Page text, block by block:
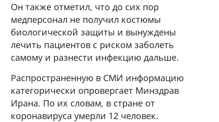
Он также отметил, что до сих пор
медперсонал не получил костюмы
биологической защиты и вынуждены
лечить пациентов с риском заболеть
самому и разнести инфекцию дальше.
Распространенную в СМИ информацию
категорически опровергает Минздрав
Ирана. По их словам, в стране от
коронавируса умерли 12 человек.